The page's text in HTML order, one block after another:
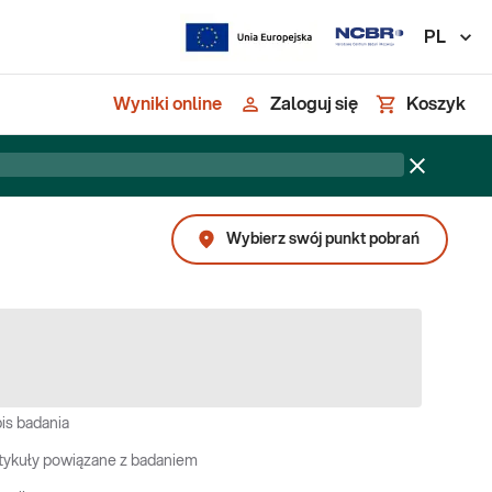
PL
Wyniki online Zaloguj się Koszyk
Wybierz swój punkt pobrań
badania
powiązane z badaniem